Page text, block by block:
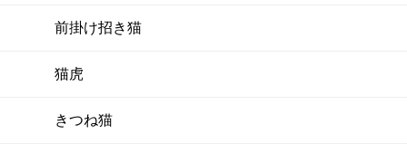
前掛け招き猫
猫虎
きつね猫